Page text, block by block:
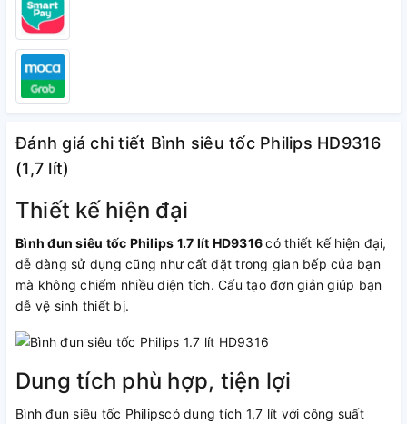
Đánh giá chi tiết Bình siêu tốc Philips HD9316
(1,7 lít)
Thiết kế hiện đại
Bình đun siêu tốc Philips 1.7 lít HD9316có thiết kế hiện đại,
dễ dàng sử dụng cũng như cất đặt trong gian bếp của bạn
mà không chiếm nhiều diện tích. Cấu tạo đơn giản giúp bạn
dễ vệ sinh thiết bị.
Dung tích phù hợp, tiện lợi
Bình đun siêu tốc Philipscó dung tích 1,7 lít với công suất